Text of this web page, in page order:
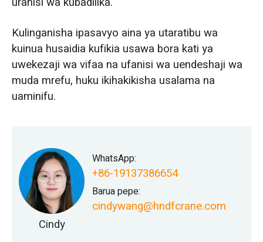
Kulinganisha ipasavyo aina ya utaratibu wa
kuinua husaidia kufikia usawa bora kati ya
uwekezaji wa vifaa na ufanisi wa uendeshaji wa
muda mrefu, huku ikihakikisha usalama na
uaminifu.
Cindy
WhatsApp:
+86-19137386654
Barua pepe:
cindywang@hndfcrane.com